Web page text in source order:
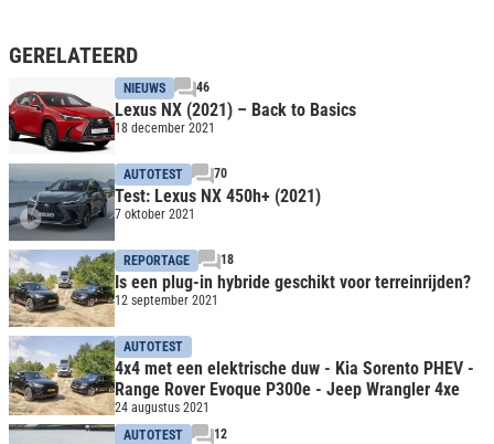
GERELATEERD
NIEUWS 46
Lexus NX (2021) – Back to Basics
18 december 2021
AUTOTEST 70
Test: Lexus NX 450h+ (2021)
7 oktober 2021
REPORTAGE 18
Is een plug-in hybride geschikt voor terreinrijden?
12 september 2021
AUTOTEST
4x4 met een elektrische duw - Kia Sorento PHEV -
Range Rover Evoque P300e - Jeep Wrangler 4xe
24 augustus 2021
AUTOTEST
12